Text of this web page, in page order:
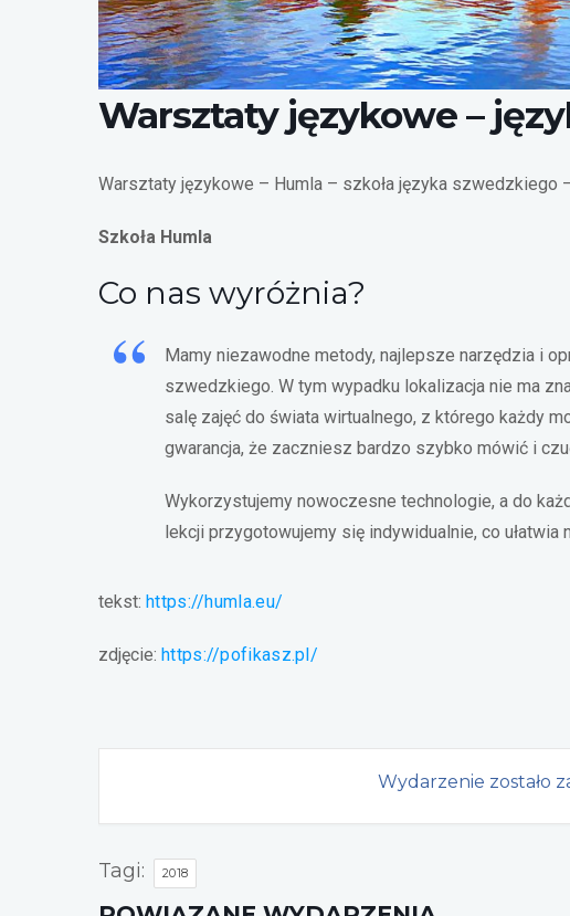
Warsztaty językowe –
Warsztaty językowe – Humla – szkoła języka szwedzkiego
Szkoła Humla
Co nas wyróżnia?
Mamy niezawodne metody, najlepsze narzędzia i
szwedzkiego. W tym wypadku lokalizacja nie ma
salę zajęć do świata wirtualnego, z którego każdy
gwarancja, że zaczniesz bardzo szybko mówić i
Wykorzystujemy nowoczesne technologie, a do
lekcji przygotowujemy się indywidualnie, co
tekst: https://humla.eu/
zdjęcie: https://pofikasz.pl/
Wydarzenie zostało
Tagi: 2018